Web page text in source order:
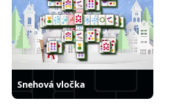
Snehová vločka